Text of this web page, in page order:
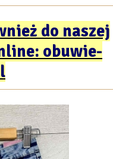
do naszej
obuwie-